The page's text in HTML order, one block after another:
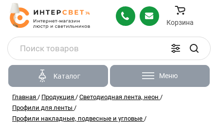
Корзина
Каталог Меню
Главная / Продукция / Светодиодная лента, неон /
Профили для ленты /
Профили накладные, подвесные и угловые /